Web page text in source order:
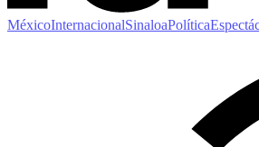
MéxicoInternacionalSinaloaPolítica